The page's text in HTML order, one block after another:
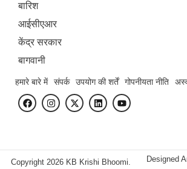
बारिश
आईसीएआर
केंद्र सरकार
बागवानी
हमारे बारे में संपर्क उपयोग की शर्तें गोपनीयता नीति
Copyright 2026 KB Krishi Bhoomi.
Designed